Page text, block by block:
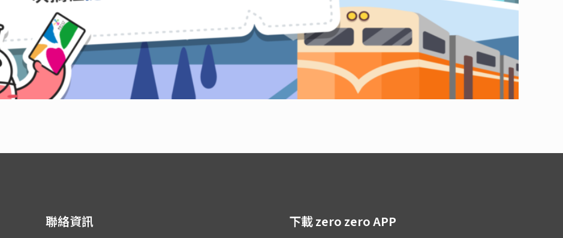
搞懂捷運、高鐵、台鐵定期票優惠
但是每天搭乘下來也是一筆可觀的支出，為了鼓勵大家搭乘大眾運輸，不管是捷運、高鐵還是台鐵都有推出各種優惠方案，今天zero zero就帶大
球好好呼吸之餘，也能好好疼惜你的荷包！
聯絡資訊 下載 zero zero APP